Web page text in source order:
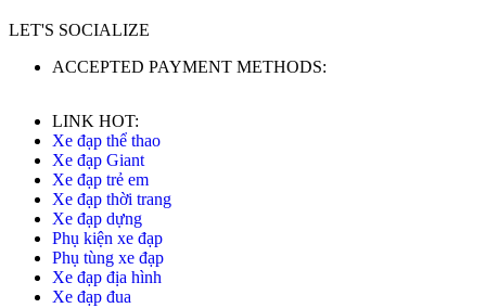
LET'S SOCIALIZE
ACCEPTED PAYMENT METHODS:
LINK HOT:
Xe đạp thể thao
Xe đạp Giant
Xe đạp trẻ em
Xe đạp thời trang
Xe đạp dựng
Phụ kiện xe đạp
Phụ tùng xe đạp
Xe đạp địa hình
Xe đạp đua